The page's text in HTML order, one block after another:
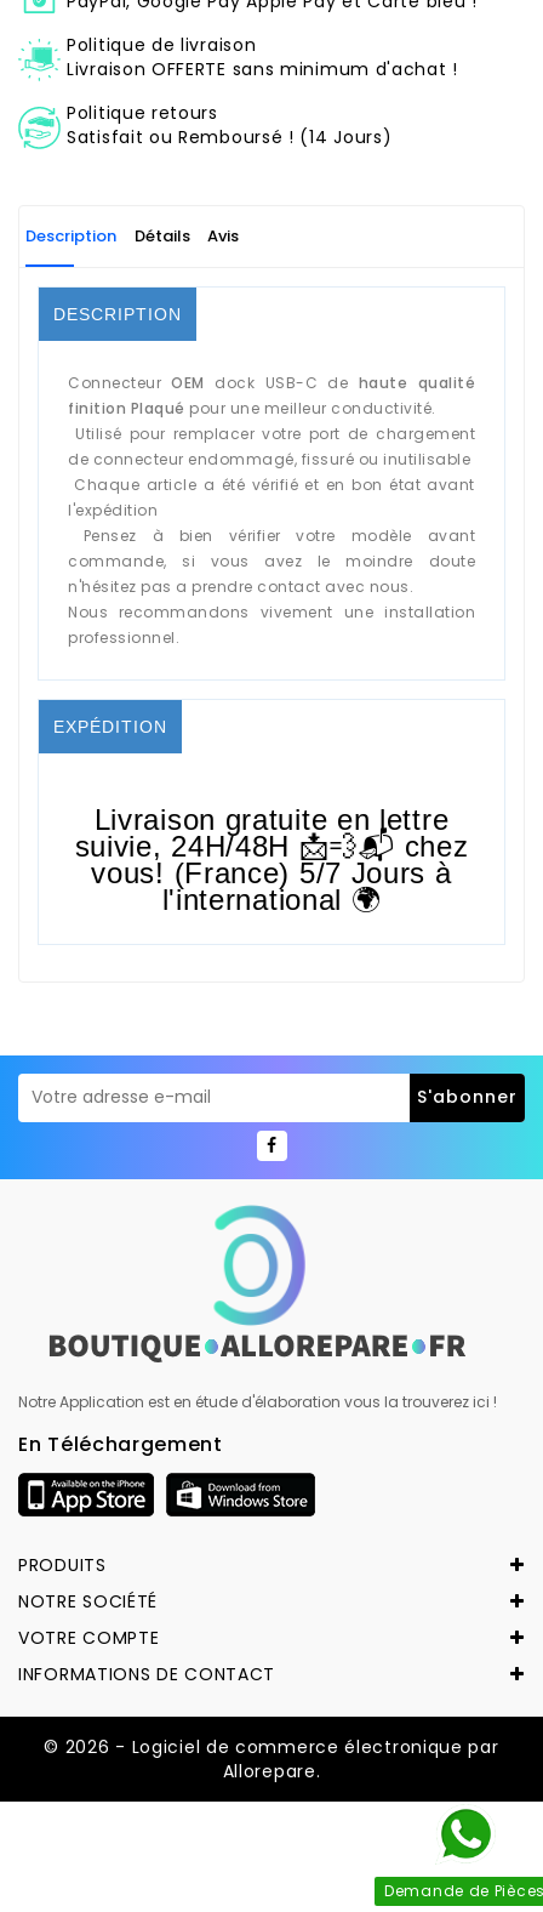
Politique de livraison
Livraison OFFERTE sans minimum d'achat !
Politique retours
Satisfait ou Remboursé ! (14 Jours)
Description Détails Avis
DESCRIPTION
ConnecteurOEM dock USB-C de haute qualité
finition Plaqué pour une meilleur conductivité.
Utilisé pour remplacer votre port de chargement
de connecteur endommagé, fissuré ou inutilisable
Chaque article a été vérifié et en bon état avant
l'expédition
Pensez à bien vérifier votre modèle avant
commande, si vous avez le moindre doute
n'hésitez pas a prendre contact avec nous.
Nous recommandons vivement une installation
professionnel.
EXPÉDITION
Livraison gratuite en lettre
suivie, 24H/48H 📩💨📬 chez
vous! (France) 5/7 Jours à
l'international 🌍
Notre Application est en étude d'élaboration vous la trouverez ici !
En Téléchargement
PRODUITS
NOTRE SOCIÉTÉ
VOTRE COMPTE
INFORMATIONS DE CONTACT
Demande de
© 2026 - Logiciel de commerce électronique par
Allorepare.